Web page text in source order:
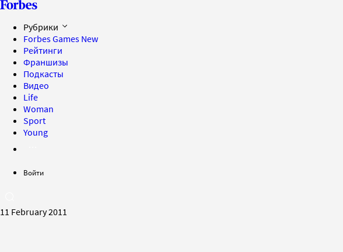
Рубрики
Forbes Games New
Рейтинги
Франшизы
Подкасты
Видео
Life
Woman
Sport
Young
Войти
11 February 2011